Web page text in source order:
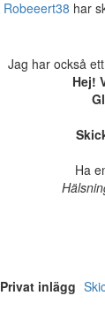
Robeeert38 har
Jag har också
Hej!
Ha
Privat inlägg